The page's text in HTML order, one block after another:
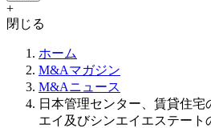
+
閉じる
ホーム
M&Aマガジン
M&Aニュース
日本管理センター、賃貸住
エイ及びシンエイエステート